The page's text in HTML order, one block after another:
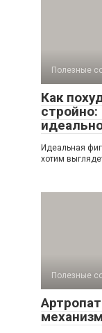
Полезные
Как
Идеальная
хотим
Полезные